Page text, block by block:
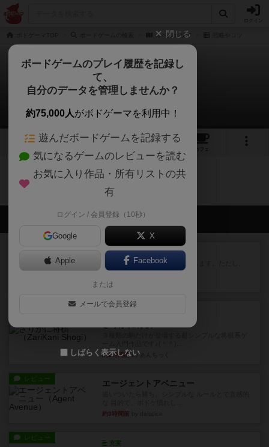
ルペルカリア
ルペルカリア
0件の戦略やコツ
カフェ
ルペルカリアのトップに戻る
会員の新しい投稿
ふたつの街の物語
タイルを4×4で並べて街づくりします。ただし、
街は各プレイヤーの間にあ...
約2時間前
ルール/インスト
約2時間前by あんちっく
レビュー エージェントアベニュー
約3時間前
レビュー
充実
閉じる
ボードゲームのプレイ履歴を記録し
て、
自分のデータを管理しませんか？
約75,000人がボドゲーマを利用中！
遊んだボードゲームを記録する
気になるゲームのレビューを読む
お気に入り作品・所有リストの共
有
ログイン / 会員登録（10秒）
Google X
Apple Facebook
または
メールで会員登録
しばらく表示しない